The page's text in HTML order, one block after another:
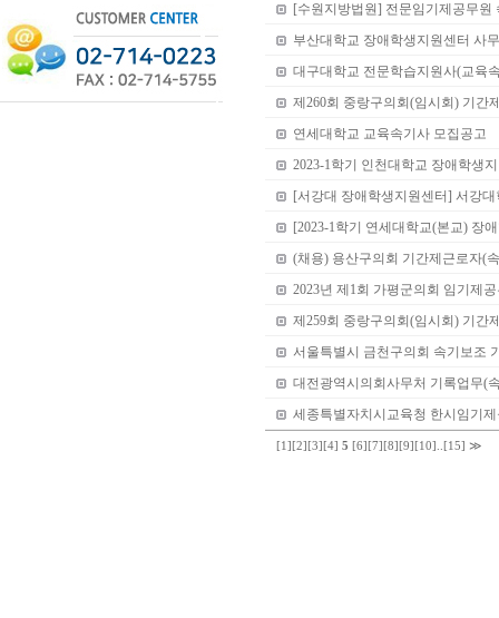
[수원지방법원] 전문임기제공무
부산대학교 장애학생지원센터 사
대구대학교 전문학습지원사(교육
제260회 중랑구의회(임시회) 기간
연세대학교 교육속기사 모집공고
2023-1학기 인천대학교 장애학생
[서강대 장애학생지원센터] 서강
[2023-1학기 연세대학교(본교) 장
(채용) 용산구의회 기간제근로자(
2023년 제1회 가평군의회 임기제
제259회 중랑구의회(임시회) 기간
서울특별시 금천구의회 속기보조
대전광역시의회사무처 기록업무(
세종특별자치시교육청 한시임기
[1] [2] [3] [4] 5 [6] [7] [8] [9] [10] [15] ≫